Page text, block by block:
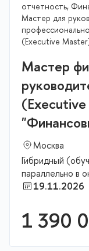
отчетность,
Мастер для
(Executive
Мастер
Москва
Гибридный
параллельно в
19.11.2026
1 390